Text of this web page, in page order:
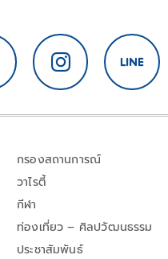
กรองสถานการณ์
วาไรตี้
กีฬา
ท่องเที่ยว – ศิลปวัฒนธรรม
ประชาสัมพันธ์